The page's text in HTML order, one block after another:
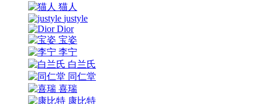
猫人
justyle
Dior
宝姿
李宁
白兰氏
同仁堂
喜瑞
康比特